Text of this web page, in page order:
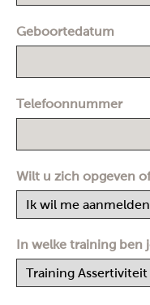
Geboortedatum
Telefoonnummer
Wilt u zich opgeven
In welke training ben